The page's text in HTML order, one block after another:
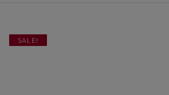
SALE!
カテゴリー